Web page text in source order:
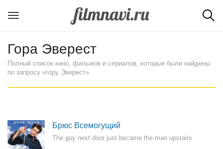
Гора Эверест
Полный список кино, фильмов и сериалов, которые были найдены
по запросу «гору Эверест»
Брюс Всемогущий
The guy next door just became the man upstairs